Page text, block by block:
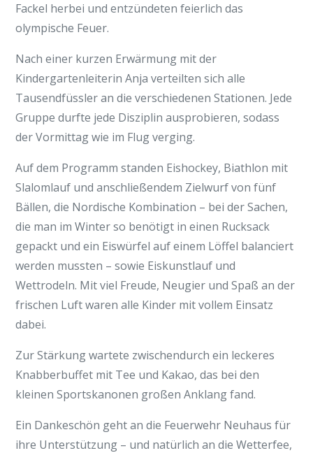
Fackel herbei und entzündeten feierlich das
olympische Feuer.
Nach einer kurzen Erwärmung mit der
Kindergartenleiterin Anja verteilten sich alle
Tausendfüssler an die verschiedenen Stationen. Jede
Gruppe durfte jede Disziplin ausprobieren, sodass
der Vormittag wie im Flug verging.
Auf dem Programm standen Eishockey, Biathlon mit
Slalomlauf und anschließendem Zielwurf von fünf
Bällen, die Nordische Kombination – bei der Sachen,
die man im Winter so benötigt in einen Rucksack
gepackt und ein Eiswürfel auf einem Löffel balanciert
werden mussten – sowie Eiskunstlauf und
Wettrodeln. Mit viel Freude, Neugier und Spaß an der
frischen Luft waren alle Kinder mit vollem Einsatz
dabei.
Zur Stärkung wartete zwischendurch ein leckeres
Knabberbuffet mit Tee und Kakao, das bei den
kleinen Sportskanonen großen Anklang fand.
Ein Dankeschön geht an die Feuerwehr Neuhaus für
ihre Unterstützung – und natürlich an die Wetterfee,